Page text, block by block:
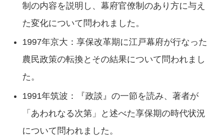
制の内容を説明し、幕府官僚制のあり方に与え
た変化について問われました。
1997年京大：享保改革期に江戸幕府が行なった
農民政策の転換とその結果について問われまし
た。
1991年筑波：『政談』の一節を読み、著者が
「あわれなる次第」と述べた享保期の時代状況
について問われました。